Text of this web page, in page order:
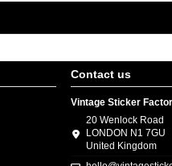
Contact us
Vintage Sticker
20 Wenlock Road
LONDON N1 7GU
United Kingdom